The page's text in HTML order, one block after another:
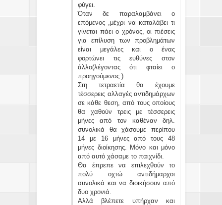
φύγει.
Όταν δε παραλαμβάνει ο
επόμενος ,μέχρι να καταλάβει τι
γίνεται πάει ο χρόνος, οι πιέσεις
για επίλυση των προβλημάτων
είναι μεγάλες και ο ένας
φορτώνει τις ευθύνες στον
άλλο(λέγοντας ότι φταίει ο
προηγούμενος )
Στη τετραετία θα έχουμε
τέσσερεις αλλαγές αντιδημάρχων
σε κάθε θεση, από τους οποίους
θα χαθούν τρεις με τέσσερεις
μήνες από τον καθέναν δηλ.
συνολικά θα χάσουμε περίπου
14 με 16 μήνες από τους 48
μήνες διοίκησης. Μόνο και μόνο
από αυτό χάσαμε το παιχνίδι.
Θα έπρεπε να επιλεχθούν το
πολύ οχτώ αντιδήμαρχοι
συνολικά και να διοικήσουν από
δυο χρονιά.
Αλλά βλέπετε υπήρχαν και